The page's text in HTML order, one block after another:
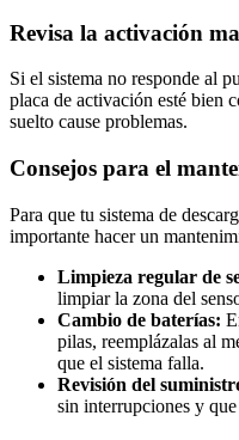
Revisa la activación
Si el sistema no responde al
placa de activación esté bien
suelto cause problemas.
Consejos para el
Para que tu sistema de
importante hacer un
Limpieza regular de
limpiar la zona del
Cambio de baterías:
pilas, reemplázalas al
que el sistema falla.
Revisión del
sin interrupciones y